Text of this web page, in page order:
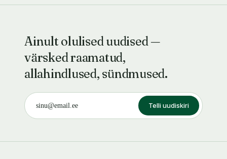
Ainult olulised uudised —
värsked raamatud,
allahindlused, sündmused.
Telli uudiskiri